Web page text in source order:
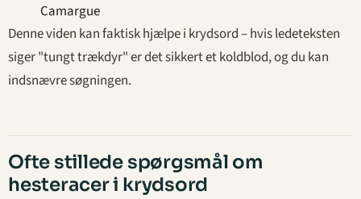
Camargue
Denne viden kan faktisk hjælpe i krydsord – hvis ledeteksten
siger "tungt trækdyr" er det sikkert et koldblod, og du kan
indsnævre søgningen.
Ofte stillede spørgsmål om
hesteracer i krydsord